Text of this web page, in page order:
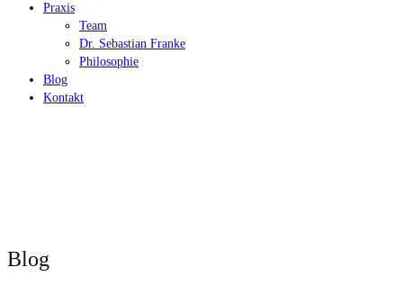
Praxis
Team
Dr. Sebastian Franke
Philosophie
Blog
Kontakt
Blog